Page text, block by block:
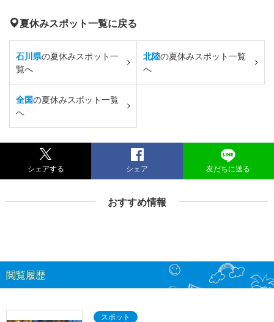
夏休みスポット一覧に戻る
石川県の夏休みスポット一
覧へ
北陸の夏休みスポット一覧
へ
全国の夏休みスポット一覧
へ
シェアする シェア 友だちに送る
おすすめ情報
閲覧履歴